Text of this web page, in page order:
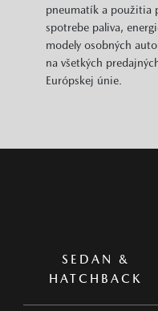
pneumatík a použitia
spotrebe paliva,
modely osobných
na všetkých
Európskej únie.
SEDAN &
HATCHBACK